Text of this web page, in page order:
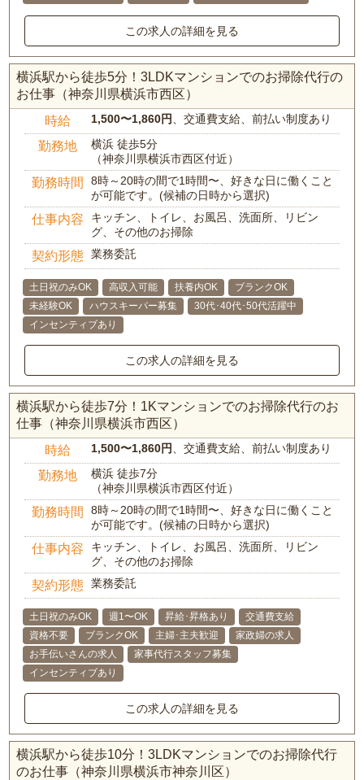
この求人の詳細を見る
横浜駅から徒歩5分！3LDKマンションでのお掃除代行の
お仕事（神奈川県横浜市西区）
時給 1,500〜1,860円、交通費支給、前払い制度あり
勤務地
横浜 徒歩5分
（神奈川県横浜市西区付近）
勤務時間
8時～20時の間で1時間〜、好きな日に働くこと
が可能です。(候補の日時から選択)
仕事内容
キッチン、トイレ、お風呂、洗面所、リビン
グ、その他のお掃除
契約形態 業務委託
土日祝のみOK 高収入可能 扶養内OK
ブランクOK
未経験OK
ハウスキーパー募集
30代･40代･50代活躍中
インセンティブあり
この求人の詳細を見る
横浜駅から徒歩7分！1Kマンションでのお掃除代行のお
仕事（神奈川県横浜市西区）
時給 1,500〜1,860円、交通費支給、前払い制度あり
勤務地
横浜 徒歩7分
（神奈川県横浜市西区付近）
勤務時間
8時～20時の間で1時間〜、好きな日に働くこと
が可能です。(候補の日時から選択)
仕事内容
キッチン、トイレ、お風呂、洗面所、リビン
グ、その他のお掃除
契約形態 業務委託
土日祝のみOK 週1〜OK 昇給･昇格あり
交通費支給
資格不要
ブランクOK 主婦･主夫歓迎
家政婦の求人
お手伝いさんの求人
家事代行スタッフ募集
インセンティブあり
この求人の詳細を見る
横浜駅から徒歩10分！3LDKマンションでのお掃除代行
のお仕事（神奈川県横浜市神奈川区）